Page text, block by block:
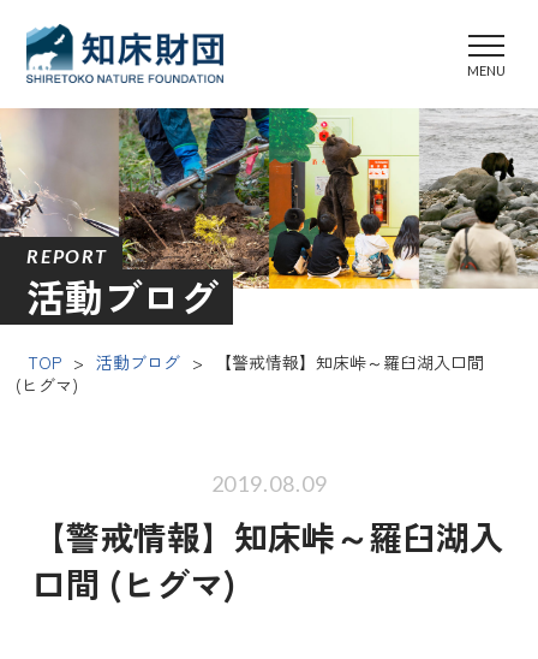
REPORT
活動ブログ
TOP > 活動ブログ >
【警戒情報】知床峠～羅臼湖入口間
(ヒグマ)
2019.08.09
【警戒情報】知床峠～羅臼湖入
口間 (ヒグマ)